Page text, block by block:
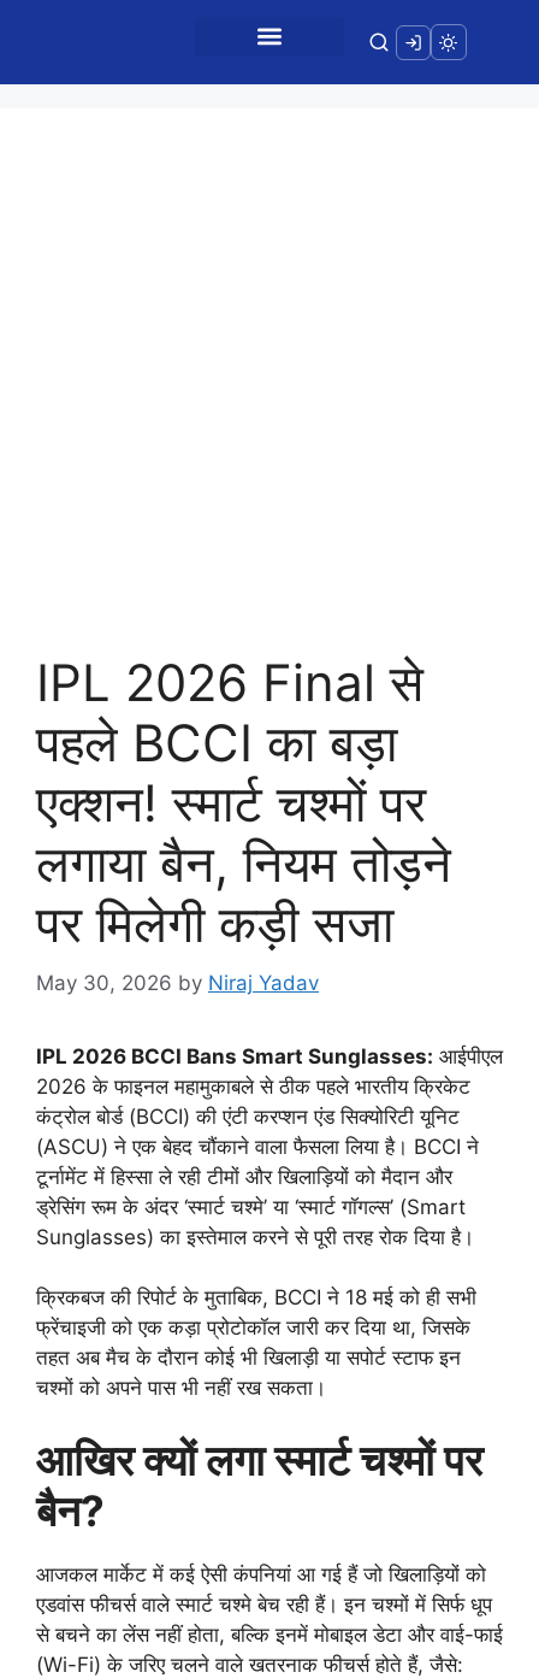
IPL 2026 Final से
पहले BCCI का बड़ा
एक्शन! स्मार्ट चश्मों पर
लगाया बैन, नियम तोड़ने
पर मिलेगी कड़ी सजा
May 30, 2026 by Niraj Yadav
IPL 2026 BCCI Bans Smart Sunglasses: आईपीएल
2026 के फाइनल महामुकाबले से ठीक पहले भारतीय क्रिकेट
कंट्रोल बोर्ड (BCCI) की एंटी करप्शन एंड सिक्योरिटी यूनिट
(ASCU) ने एक बेहद चौंकाने वाला फैसला लिया है। BCCI ने
टूर्नामेंट में हिस्सा ले रही टीमों और खिलाड़ियों को मैदान और
ड्रेसिंग रूम के अंदर ‘स्मार्ट चश्मे’ या ‘स्मार्ट गॉगल्स’ (Smart
Sunglasses) का इस्तेमाल करने से पूरी तरह रोक दिया है।
क्रिकबज की रिपोर्ट के मुताबिक, BCCI ने 18 मई को ही सभी
फ्रेंचाइजी को एक कड़ा प्रोटोकॉल जारी कर दिया था, जिसके
तहत अब मैच के दौरान कोई भी खिलाड़ी या सपोर्ट स्टाफ इन
चश्मों को अपने पास भी नहीं रख सकता।
आखिर क्यों लगा स्मार्ट चश्मों पर
बैन?
आजकल मार्केट में कई ऐसी कंपनियां आ गई हैं जो खिलाड़ियों को
एडवांस फीचर्स वाले स्मार्ट चश्मे बेच रही हैं। इन चश्मों में सिर्फ धूप
से बचने का लेंस नहीं होता, बल्कि इनमें मोबाइल डेटा और वाई-फाई
(Wi-Fi) के जरिए चलने वाले खतरनाक फीचर्स होते हैं, जैसे: